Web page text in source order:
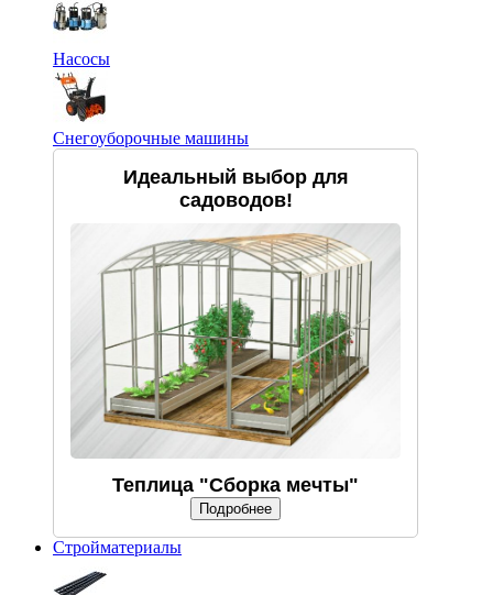
Насосы
Снегоуборочные машины
Идеальный выбор для
садоводов!
Теплица "Сборка мечты"
Подробнее
Стройматериалы